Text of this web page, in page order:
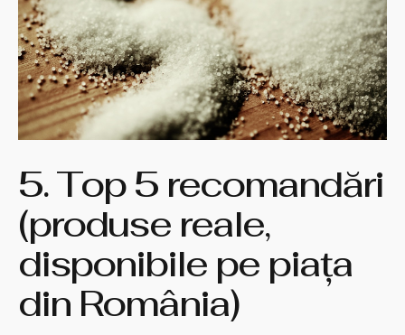
5. Top 5 recomandări
(produse reale,
disponibile pe piața
din România)